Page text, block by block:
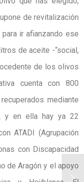
de revitalización
ir afianzando ese
de aceite -“social,
de los olivos
cuenta con 800
mediante
y en ella hay ya 22
ATADI (Agrupación
con Discapacidad
de Aragón y el apoyo